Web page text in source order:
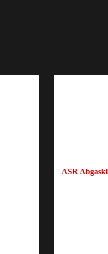
ASR